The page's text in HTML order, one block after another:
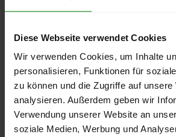
Diese Webseite verwendet Cookies
Wir verwenden Cookies, um Inhalte
personalisieren, Funktionen für
zu können und die Zugriffe auf unsere
analysieren. Außerdem geben wir
Verwendung unserer Website an
soziale Medien, Werbung und
lose Ware
September
Januar
250 €
350 €